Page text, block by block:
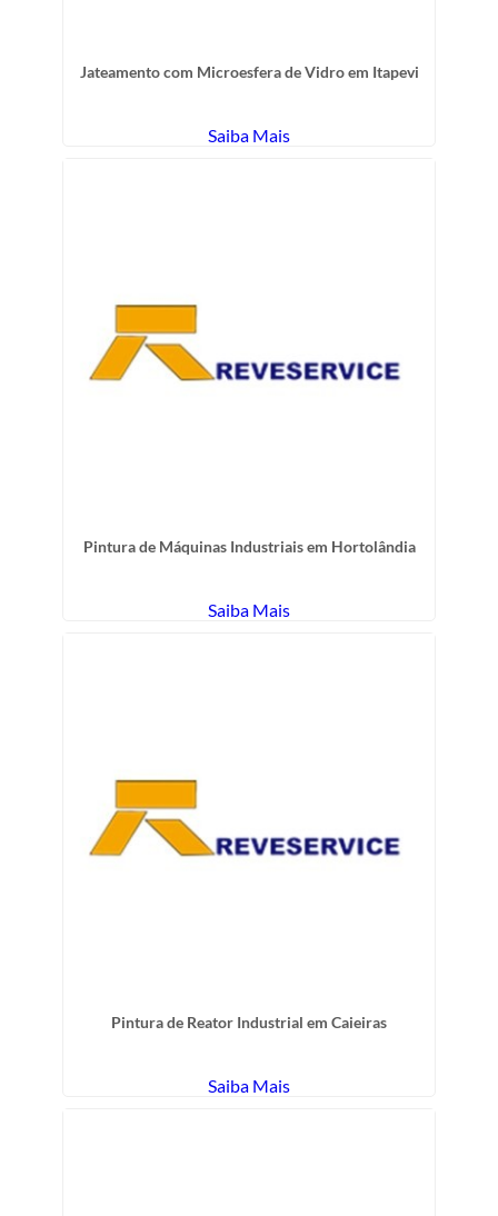
Jateamento com Microesfera de Vidro em Itapevi
Saiba Mais
Pintura de Máquinas Industriais em Hortolândia
Saiba Mais
Pintura de Reator Industrial em Caieiras
Saiba Mais